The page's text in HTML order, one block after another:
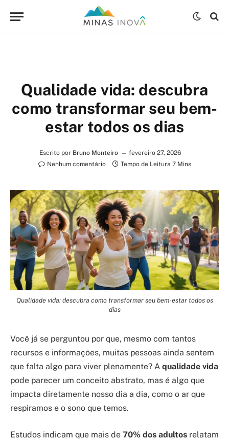
Qualidade vida: descubra
como transformar seu bem-
estar todos os dias
Escrito por Bruno Monteiro
fevereiro 27, 2026
Nenhum comentário
Tempo de Leitura 7 Mins
Qualidade vida: descubra como transformar seu bem-estar todos os
dias
Você já se perguntou por que, mesmo com tantos
recursos e informações, muitas pessoas ainda sentem
que falta algo para viver plenamente? A qualidade vida
pode parecer um conceito abstrato, mas é algo que
impacta diretamente nosso dia a dia, como o ar que
respiramos e o sono que temos.
Estudos indicam que mais de 70% dos adultos relatam